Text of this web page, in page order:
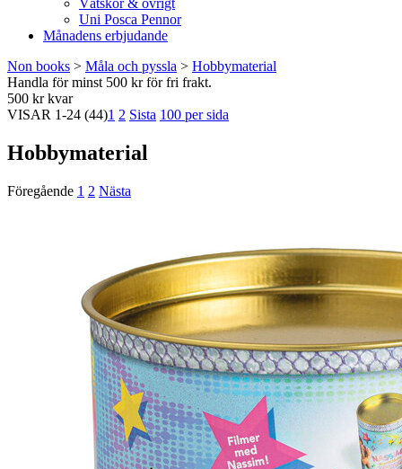
Vätskor & övrigt
Uni Posca Pennor
Månadens erbjudande
Non books > Måla och pyssla > Hobbymaterial
Handla för minst 500 kr för fri frakt.
500 kr kvar
VISAR 1-24 (44)1 2 Sista 100 per sida
Hobbymaterial
Föregående 1 2 Nästa